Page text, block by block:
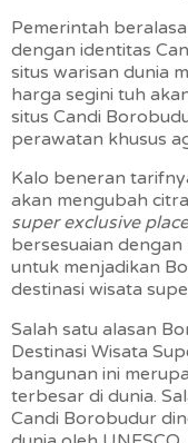
Pemerintah
dengan identitas
situs warisan dunia
harga segini tuh
situs Candi
perawatan khusus
Kalo beneran
akan mengubah
super exclusive
bersesuaian
untuk menjadikan
destinasi wisata
Salah satu alasan
Destinasi Wisata
bangunan ini
terbesar di dunia.
Candi Borobudur